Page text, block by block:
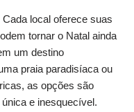
Cada local oferece suas
tornar o Natal ainda
um destino
praia paradisíaca ou
as opções são
e inesquecível.